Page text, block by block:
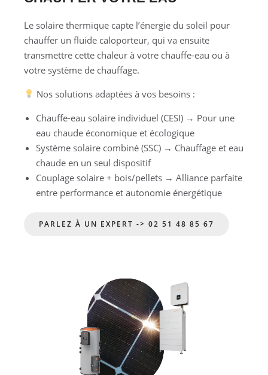
Le solaire thermique capte l’énergie du soleil pour
chauffer un fluide caloporteur, qui va ensuite
transmettre cette chaleur à votre chauffe-eau ou à
votre système de chauffage.
Nos solutions adaptées à vos besoins :
Chauffe-eau solaire individuel (CESI) → Pour une
eau chaude économique et écologique
Système solaire combiné (SSC) → Chauffage et eau
chaude en un seul dispositif
Couplage solaire + bois/pellets → Alliance parfaite
entre performance et autonomie énergétique
PARLEZ À UN EXPERT -> 02 51 48 85 67